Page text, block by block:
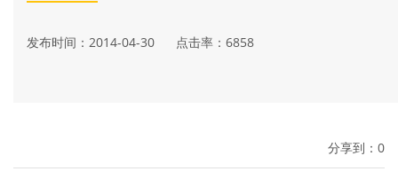
发布时间：2014-04-30 点击率：6858
分享到： 0